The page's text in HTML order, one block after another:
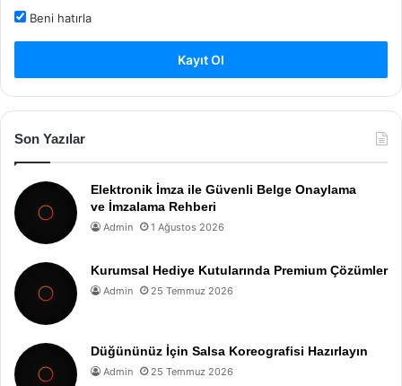
Beni hatırla
Kayıt Ol
Son Yazılar
Elektronik İmza ile Güvenli Belge Onaylama
ve İmzalama Rehberi
Admin 1 Ağustos 2026
Kurumsal Hediye Kutularında Premium Çözümler
Admin 25 Temmuz 2026
Düğününüz İçin Salsa Koreografisi Hazırlayın
Admin 25 Temmuz 2026